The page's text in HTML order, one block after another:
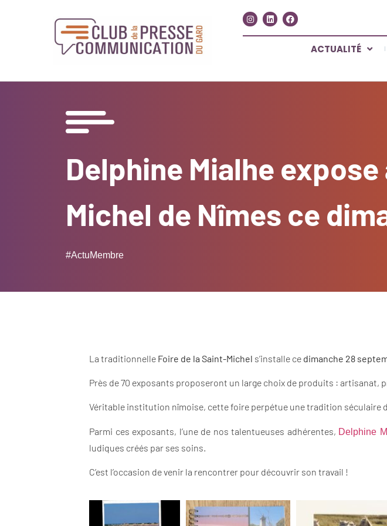
ACTUALITÉ
Delphine Mialhe
Michel de Nîmes ce
#ActuMembre
La traditionnelle Foire de la Saint-Michel s’installe ce dimanche 28
Près de 70 exposants proposeront un large choix de produits :
Véritable institution nîmoise, cette foire perpétue une tradition séculaire
Parmi ces exposants, l’une de nos talentueuses adhérentes, Delphine
ludiques créés par ses soins.
C’est l’occasion de venir la rencontrer pour découvrir son travail !